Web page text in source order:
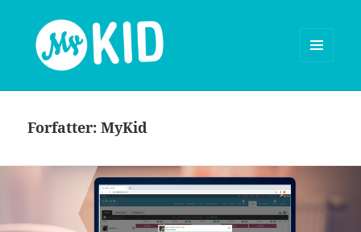
WIDGETER
Forfatter:MyKid